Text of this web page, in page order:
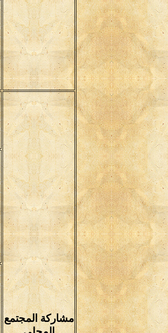
مشاركة المجتمع